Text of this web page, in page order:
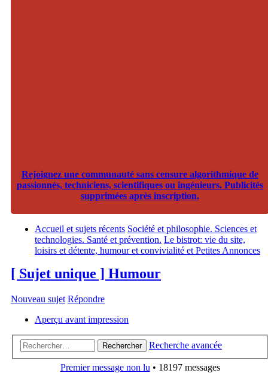
Rejoignez une communauté sans censure algorithmique de
passionnés, techniciens, scientifiques ou ingénieurs. Publicités
supprimées après inscription.
Accueil et sujets récents Société et philosophie. Sciences et
technologies. Santé et prévention. Le bistrot: vie du site,
loisirs et détente, humour et convivialité et Petites Annonces
[ Sujet unique ] Humour
Nouveau sujet Répondre
Aperçu avant impression
Rechercher Recherche avancée
Premier message non lu • 18197 messages